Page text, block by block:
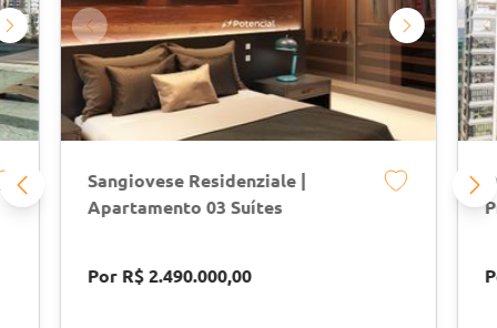
Sangiovese Residenziale |
Apartamento 03 Suítes
Por R$ 2.490.000,00